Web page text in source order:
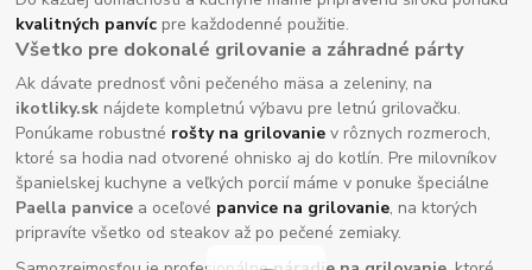
kvalitných panvíc pre každodenné použitie.
Všetko pre dokonalé grilovanie a záhradné párty
Ak dávate prednosť vôni pečeného mäsa a zeleniny, na
ikotliky.sk nájdete kompletnú výbavu pre letnú grilovačku.
Ponúkame robustné rošty na grilovanie v rôznych rozmeroch,
ktoré sa hodia nad otvorené ohnisko aj do kotlín. Pre milovníkov
španielskej kuchyne a veľkých porcií máme v ponuke špeciálne
Paella panvice a oceľové panvice na grilovanie, na ktorých
pripravíte všetko od steakov až po pečené zemiaky.